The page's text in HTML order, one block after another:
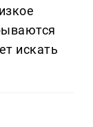
искать